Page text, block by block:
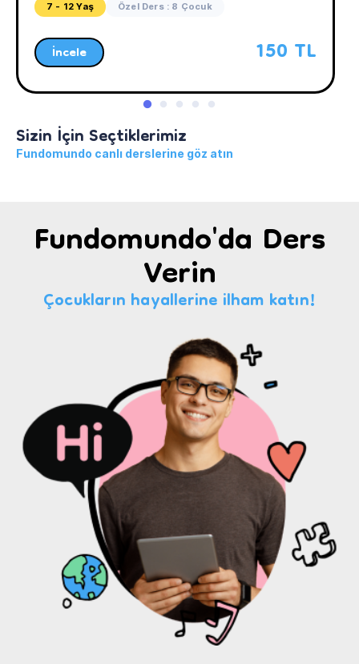
7 - 12 Yaş Özel Ders : 8 Çocuk
İncele 150 TL
Sizin İçin Seçtiklerimiz
Fundomundo canlı derslerine göz atın
Fundomundo'da Ders
Verin
Çocukların hayallerine ilham katın!